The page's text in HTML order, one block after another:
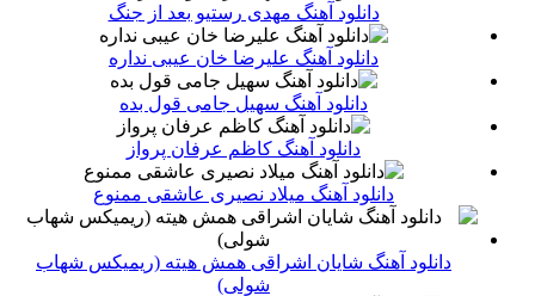
دانلود آهنگ مهدی رستیو بعد از جنگ
دانلود آهنگ علیرضا خان عیبی نداره
دانلود آهنگ سهیل جامی قول بده
دانلود آهنگ کاظم عرفان پرواز
دانلود آهنگ میلاد نصیری عاشقی ممنوع
دانلود آهنگ شایان اشراقی همش هیته (ریمیکس شهاب
شولی)